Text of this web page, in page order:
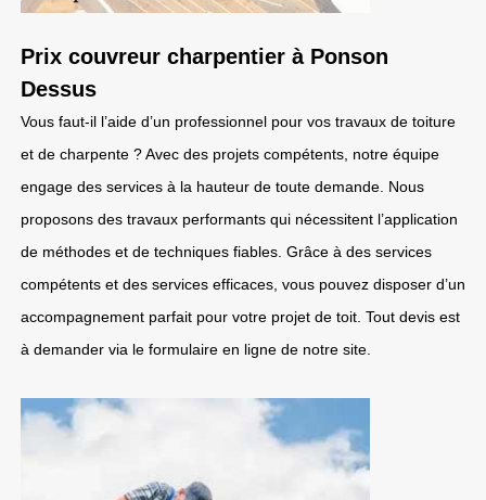
Prix couvreur charpentier à Ponson
Dessus
Vous faut-il l’aide d’un professionnel pour vos travaux de toiture
et de charpente ? Avec des projets compétents, notre équipe
engage des services à la hauteur de toute demande. Nous
proposons des travaux performants qui nécessitent l’application
de méthodes et de techniques fiables. Grâce à des services
compétents et des services efficaces, vous pouvez disposer d’un
accompagnement parfait pour votre projet de toit. Tout devis est
à demander via le formulaire en ligne de notre site.